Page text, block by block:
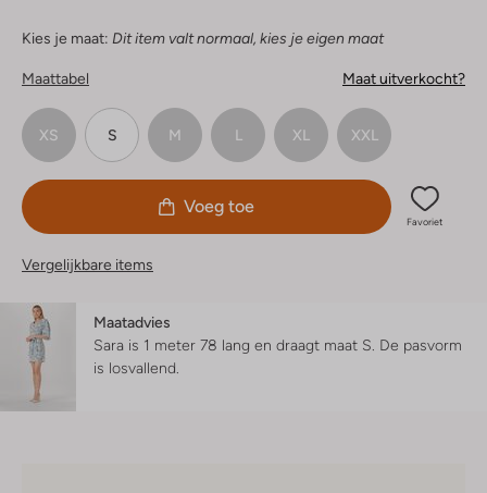
Kies je maat: Dit item valt normaal, kies je eigen maat
Maattabel Maat uitverkocht?
XS S M L XL XXL
Voeg toe
Favoriet
Vergelijkbare items
Maatadvies
Sara is 1 meter 78 lang en draagt maat S. De pasvorm
is losvallend